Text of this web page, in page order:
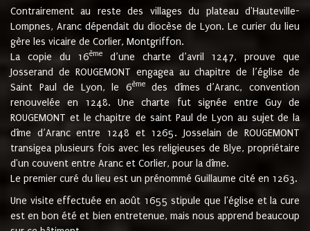
Contrairement au reste des villages du plateau d'Hauteville-
Lompnes, Aranc dépendait du diocèse de Lyon. Le curier du lieu
gère les vicaire de Corlier, Montgriffon.
La copie du 16ème
d’une charte d’avril 1247, prouve que
Josserand de ROUGEMONT engagea au chapitre de l’église de
Saint Paul de Lyon, le 6èmedes dîmes d’Aranc, convention
renouvelée en 1248. Une charte fut signée entre Guy de
ROUGEMONT et le chapitre de saint Paul de Lyon au sujet de la
dîme d’Aranc entre 1248 et 1265. Josselain de ROUGEMONT
transigea plusieurs fois avec les religieuses de Blye, propriétaire
d'un couvent entre Aranc et Corlier, pour la dîme.
Le premier curé du lieu est un prénommé Guillaume cité en 1263.
Une visite effectuée en août 1655 stipule que l'église et la cure
est en bon été et bien entretenue, mais nous apprend beaucoup